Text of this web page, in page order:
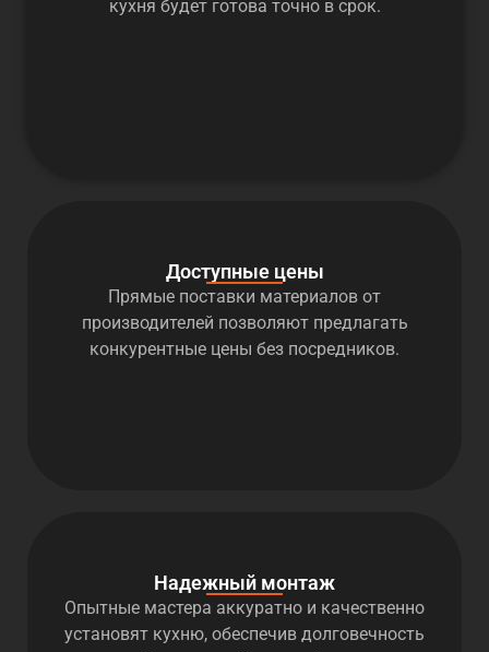
кухня будет готова точно в срок.
Доступные цены
Прямые поставки материалов от
производителей позволяют предлагать
конкурентные цены без посредников.
Надежный монтаж
Опытные мастера аккуратно и качественно
установят кухню, обеспечив долговечность